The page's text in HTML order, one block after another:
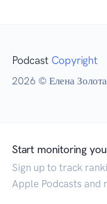
Podcast Copyright
2026 © Елена
Start monitoring
Sign up to track
Apple Podcasts and